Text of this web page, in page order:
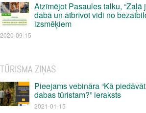
Atzīmējot Pasaules talku, “Zaļā
dabā un atbrīvot vidi no
izsmēķiem
2020-09-15
TŪRISMA ZIŅAS
Pieejams vebināra “Kā
dabas tūristam?” ieraksts
2021-01-15